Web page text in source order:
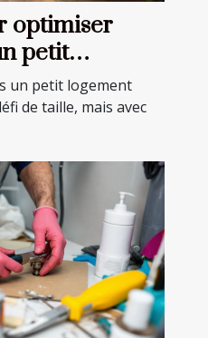
optimiser
petit
un petit logement
de taille, mais avec